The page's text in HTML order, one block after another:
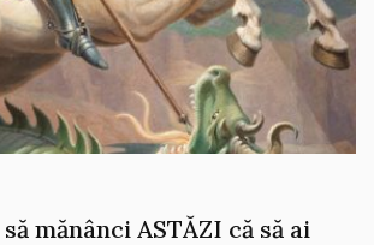
mănânci ASTĂZI că să ai